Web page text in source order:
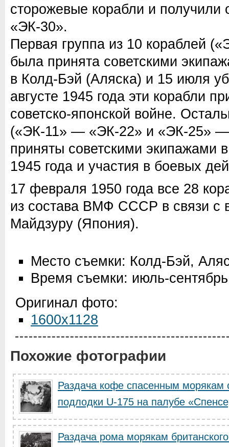
сторожевые корабли и
«ЭК-30».
Первая группа из 10 кораблей
была принята советскими
в Колд-Бэй (Аляска) и 15 июля
августе 1945 года эти корабли
советско-японской войне.
(«ЭК-11» — «ЭК-22» и «ЭК-25»
приняты советскими экипажами
1945 года и участия в боевых
17 февраля 1950 года все 28
из состава ВМФ СССР в связи
Майдзуру (Япония).
Место съемки: Колд-Бэй,
Время съемки: июль-
Оригинал фото:
1600x1128
Похожие фотографии
Раздача кофе спасенным морякам
подлодки U-175 на палубе
Раздача рома морякам